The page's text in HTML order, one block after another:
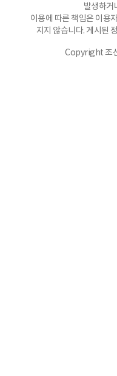
발생하거
이용에 따른 책임은 이용
지지 않습니다. 게시된
Copyright 조